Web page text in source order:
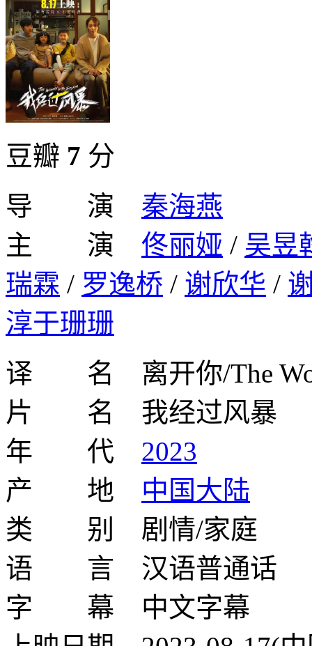
豆瓣 7 分
导 演 秦海燕
主 演 佟丽娅 / 吴昱
瑞霖 / 罗逸桥 / 谢欣华 /
淳于珊珊
译 名 离开你/The
片 名 我经过风暴
年 代 2023
产 地 中国大陆
类 别 剧情/家庭
语 言 汉语普通话
字 幕 中文字幕